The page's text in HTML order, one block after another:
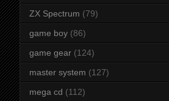
ZX Spectrum (79)
game boy (86)
game gear (124)
master system (127)
mega cd (112)